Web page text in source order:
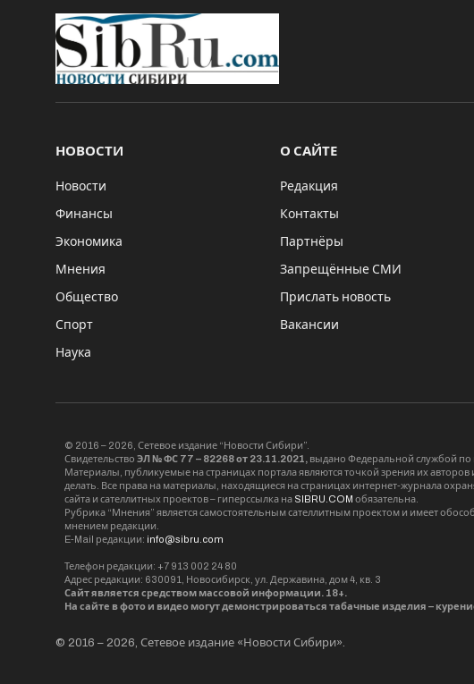
НОВОСТИ
Новости
Финансы
Экономика
Мнения
Общество
Спорт
Наука
О САЙТЕ
Редакция
Контакты
Партнёры
Запрещённые СМИ
Прислать новость
Вакансии
© 2016 – 2026, Сетевое издание “Новости Сибири”.
Свидетельство ЭЛ № ФС 77 – 82268 от 23.11.2021, выдано Федеральной службой
Материалы, публикуемые на страницах портала являются точкой зрения их
делать. Все права на материалы, находящиеся на страницах интернет-журнала
сайта и сателлитных проектов – гиперссылка на SIBRU.COM обязательна.
Рубрика “Мнения” является самостоятельным сателлитным проектом и имеет
мнением редакции.
E-Mail редакции: info@sibru.com
Телефон редакции: +7 913 002 24 80
Адрес редакции: 630091, Новосибирск, ул. Державина, дом 4, кв. 3
Сайт является средством массовой информации. 18+.
На сайте в фото и видео могут демонстрироваться табачные изделия –
© 2016 – 2026, Сетевое издание «Новости Сибири».